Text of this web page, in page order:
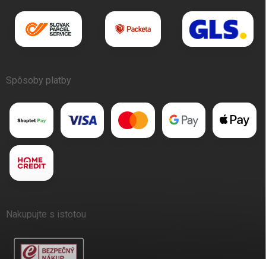
Spôsoby platby
Nakupujte s istotou